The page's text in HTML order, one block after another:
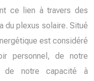
ce lien à travers des
du plexus solaire. Situé
est considéré
personnel, de notre
de notre capacité à